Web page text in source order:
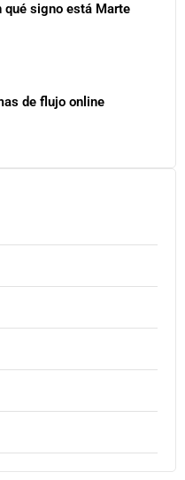
qué signo está Marte
de flujo online